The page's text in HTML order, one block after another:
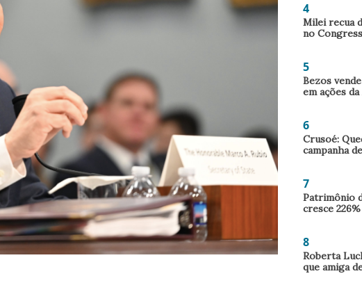
4
Milei recua
no
5
Bezos
em ações
6
Crusoé:
campanha
7
Patrimônio
cresce
8
Roberta
que amiga